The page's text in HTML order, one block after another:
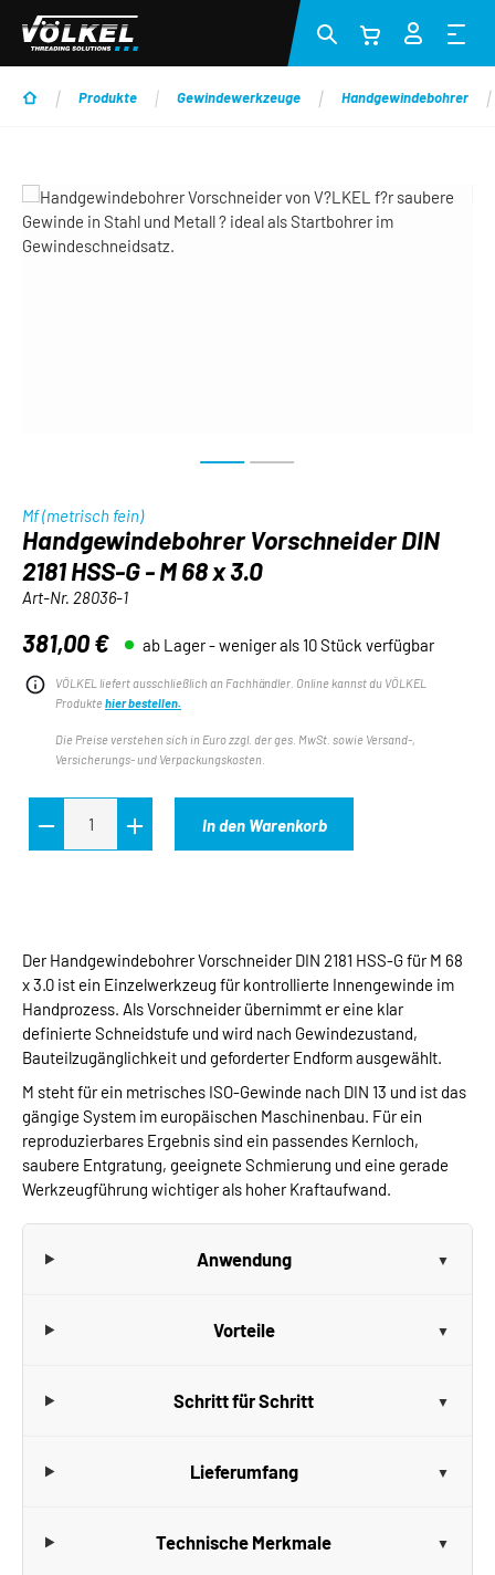
Zum Hauptinhalt springen
Produkte Gewindewerkzeuge Handgewindebohrer
Bildergalerie überspringen
Mf (metrisch fein)
Handgewindebohrer Vorschneider DIN
2181 HSS-G - M 68 x 3.0
Art-Nr. 28036-1
Regulärer Preis:
381,00 € ab Lager - weniger als 10 Stück verfügbar
VÖLKEL liefert ausschließlich an Fachhändler. Online kannst du VÖLKEL
Produkte hier bestellen.
Die Preise verstehen sich in Euro zzgl. der ges. MwSt. sowie Versand-,
Versicherungs- und Verpackungskosten.
In den Warenkorb
Der Handgewindebohrer Vorschneider DIN 2181 HSS-G für M 68
x 3.0 ist ein Einzelwerkzeug für kontrollierte Innengewinde im
Handprozess. Als Vorschneider übernimmt er eine klar
definierte Schneidstufe und wird nach Gewindezustand,
Bauteilzugänglichkeit und geforderter Endform ausgewählt.
M steht für ein metrisches ISO-Gewinde nach DIN 13 und ist das
gängige System im europäischen Maschinenbau. Für ein
reproduzierbares Ergebnis sind ein passendes Kernloch,
saubere Entgratung, geeignete Schmierung und eine gerade
Werkzeugführung wichtiger als hoher Kraftaufwand.
Anwendung
Vorteile
Schritt für Schritt
Lieferumfang
Technische Merkmale